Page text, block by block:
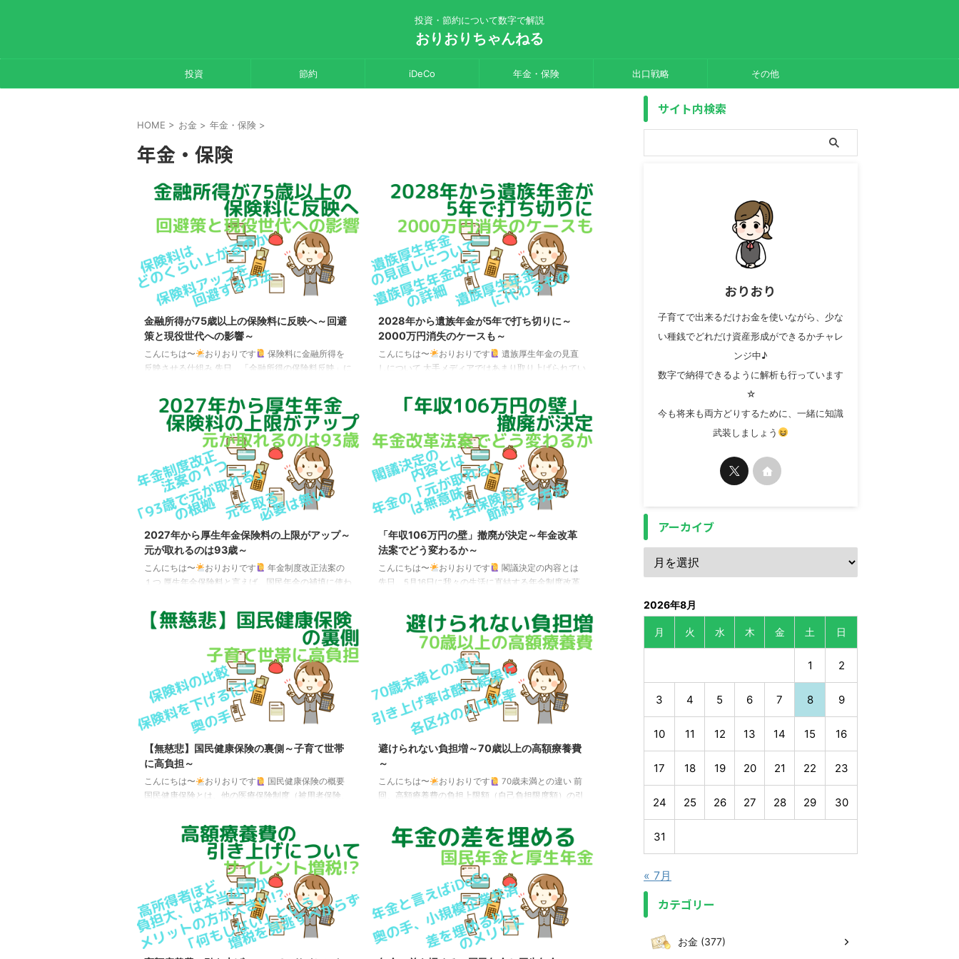
投資・節約について数字で解説
おりおりちゃんねる
投資 節約 iDeCo 年金・保険 出口戦略 その他
HOME > お金 > 年金・保険 >
年金・保険
金融所得が75歳以上の保険料に反映へ～回避
策と現役世代への影響～
こんにちは〜 おりおりです
保険料に金融所得を
反映させる仕組み 先日、「金融所得の保険料反映」に
た。 その内容は、金融機関に対し、上場株式の配当な
どを支払った報告書を自治体が運営する後期高齢者医
療制度（75歳以上の人は全員が加入）の保険者に提出
することを義務づける、というものです。 これによ
り、今までは特定口座で発生した利益を確定申告せ
ず、源泉徴収で納税を済ませていた場合、保険料の計
算には含まれていなかった（税金のみで済んでいた）
のが、何もせずとも ...
2028年から遺族年金が5年で打ち切りに～
2000万円消失のケースも～
こんにちは〜 おりおりです
遺族厚生年金の見直
しについて 大手メディアではあまり取り上げられてい
題で持ちきりになっています。 さらに、遺族年金の総
受給額が2000万円近く減る、というケースが週刊誌で
取り上げられ炎上しています。 遺族厚生年金改正の対
象者は限定的 結論から言うと、影響がある人自体、か
なり限られています。 ポイント ・現在、27～37歳
（2028年度末時点で30歳以上40歳未満）の女性
⇒ 不利に （年収850万円以上の場合は除く） ...
2027年から厚生年金保険料の上限がアップ～
元が取れるのは93歳～
こんにちは〜 おりおりです
年金制度改正法案の
１つ 厚生年金保険料と言えば、国民年金の補填に使わ
不利な改正が加わりそうです。 その内容は、厚生労働
省のサイトにも記載されています。 厚生年金等の標準
報酬月額の上限の段階的引上げ 保険料や年金額の計算
に使う賃金の上限の引上げを行い、一定以上の月収の
ある方に、賃金に応じた保険料を負担いただくこと
で、現役時代の賃金に見合った年金を受け取りやすく
します。 年金制度改正法案を国会に提出しました｜厚
生労働省 こち ...
「年収106万円の壁」撤廃が決定～年金改革
法案でどう変わるか～
こんにちは〜 おりおりです
閣議決定の内容とは
先日、5月16日に我々の生活に直結する年金制度改革
す。（基礎年金（国民年金）の底上げも現在調整中）
その内容とは、以下の通りです。 ポイント ・年収106
万円（月収88,000円）以上 ⇒ 2026年10月から廃
止・労働時間が週20時間以上・従業員数が51人以
上 ⇒ 2027年10月から36人以上、
2035年から廃止・学生ではない の全 ...
【無慈悲】国民健康保険の裏側～子育て世帯
に高負担～
こんにちは〜 おりおりです
国民健康保険の概要
国民健康保険とは、他の医療保険制度（被用者保険、
を対象とする医療保険です。 言い換えれば、75歳未
満で会社の健康保険（社会保険）に加入していない人
全員になります。（75歳以上は全員が後期高齢者医療
制度です） ですから今、会社員の人も75歳以上まで
働かない限り、必ず1度はお世話になる医療保険で
す。 ややこしいですが、「健康保険」と言うと会社員
が加入するもので（大企業は健康保険組合、中小企業
は協会けんぽ（ ...
避けられない負担増～70歳以上の高額療養費
～
こんにちは〜 おりおりです
70歳未満との違い 前
回、高額療養費の負担上限額（自己負担限度額）の引
話で、実は70歳以上も引き上げの対象になっていま
す。 その詳細はこちらです。（年収約370万円以上の
区分もあるのですが、70歳未満と同じ金額なので割愛
しています） 所得区分（現）～2025年7月（現行）
2025年8月～2026年7月所得区分（新）2026年8月～
2027年7月2027年8月～～年収約370万円健保：標報
26万円以下国保・後期：課税所得 ...
サイト内検索
おりおり
子育てで出来るだけお金を使いながら、少な
い種銭でどれだけ資産形成ができるかチャレ
ンジ中♪
数字で納得できるように解析も行っています
☆
今も将来も両方どりするために、一緒に知識
武装しましょう
アーカイブ
2026年8月
月 火 水 木 金 土 日
1 2
3 4 5 6 7 8 9
10 11 12 13 14 15 16
17 18 19 20 21 22 23
24 25 26 27 28 29 30
31
« 7月
カテゴリー
お金 (377)